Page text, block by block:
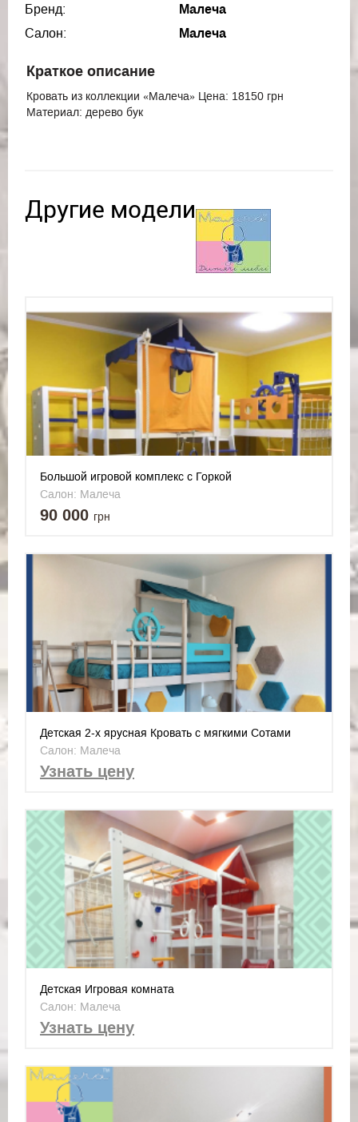
Бренд:
Малеча
Салон:
Малеча
Краткое описание
Кровать из коллекции «Малеча» Цена: 18150 грн
Материал: дерево бук
Другие модели
Большой игровой комплекс с Горкой
Салон: Малеча
90 000 грн
Детская 2-х ярусная Кровать с мягкими Сотами
Салон: Малеча
Узнать цену
Детская Игровая комната
Салон: Малеча
Узнать цену